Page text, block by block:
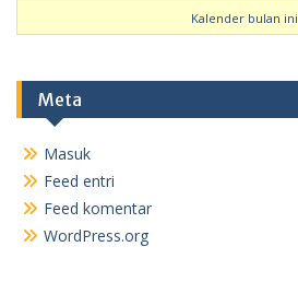
Kalender bulan ini
Meta
Masuk
Feed entri
Feed komentar
WordPress.org